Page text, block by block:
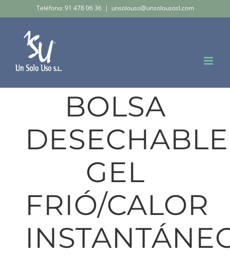
contenido
Teléfono: 91 478 06 36 | unsolouso@unsolousosl.com
BOLSA
DESECHABLE
GEL
FRIÓ/CALOR